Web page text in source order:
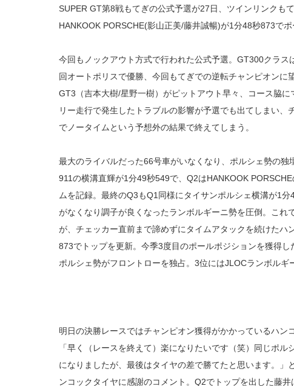
SUPER GT第8戦もてぎの公式予選が27日、ツインリンクも
HANKOOK PORSCHE(影山正美/藤井誠暢)が1分48秒873でポ
今回もノックアウト方式で行われた公式予選。GT300クラ
回オートポリスで優勝、今回もてぎでの逆転チャンピオンに
GT3（吉本大樹/星野一樹）がピットアウト早々、コース脇
リー走行で発生したトラブルの影響が予選でも出てしまい、
でノータイムという予想外の結果で終えてしまう。
最大のライバルだった66号車がいなくなり、ポルシェ勢の独
911の横溝直輝が1分49秒549で、Q2はHANKOOK
ムを記録。最終のQ3もQ1同様にタイサンポルシェ横溝が1
がなくなり調子が良くなったランボルギーニ勢を圧倒。これ
が、チェッカー直前まで諦めずにタイムアタックを続けたハ
873でトップを更新。今季3度目のポールポジションを獲得し
ポルシェ勢がフロントローを独占。3位にはJLOCランボルギ
明日の決勝レースではチャンピオン獲得がかかっているハン
「早く（レースを終えて）楽になりたいです（笑）同じポ
になりましたが、最後はタイヤの差で勝てたと思います。」
ンコックタイヤに感謝のコメント。Q2でトップを出した藤